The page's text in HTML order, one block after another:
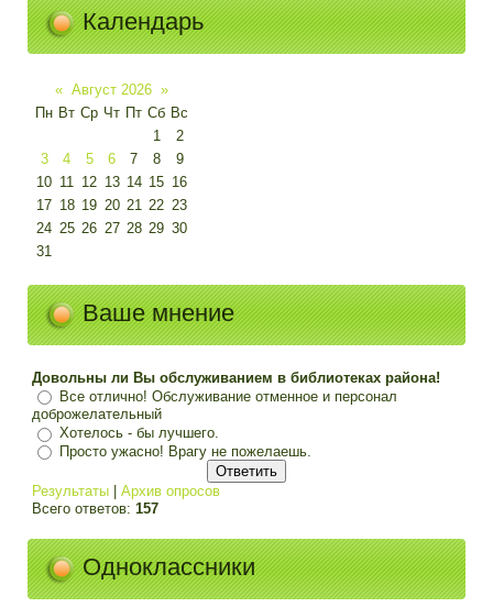
Календарь
« Август 2026 »
Пн Вт Ср Чт Пт Сб Вс
1
2
3
4 5 6 7 8
9
10 11 12 13 14 15 16
17 18 19 20 21 22 23
24 25 26 27 28 29 30
31
Ваше мнение
Довольны ли Вы обслуживанием в библиотеках района!
Все отлично! Обслуживание отменное и персонал
доброжелательный
Хотелось - бы лучшего.
Просто ужасно! Врагу не пожелаешь.
Результаты |Архив опросов
Всего ответов:157
Одноклассники